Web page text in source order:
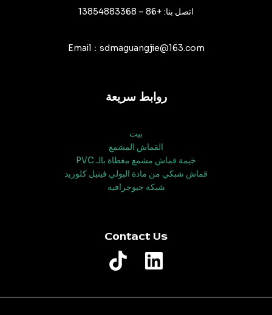
اتصل بنا: +86 – 13854883368
Email：sdmaguangjie@163.com
روابط سريعة
بيت
القماش المشمع
خيمة قماش مشمع مغطاة بالـ PVC
قماش شبكي من مادة البولي فينيل كلوريد
شبكة جيوجرافية
Contact Us